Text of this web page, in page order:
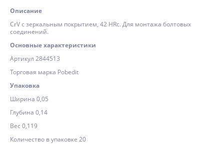
Описание
CrV c зеркальным покрытием, 42 HRс. Для монтажа болтовых
соединений.
Основные характеристики
Артикул 2844513
Торговая марка Pobedit
Упаковка
Ширина 0,05
Глубина 0,14
Вес 0,119
Количество в упаковке 20